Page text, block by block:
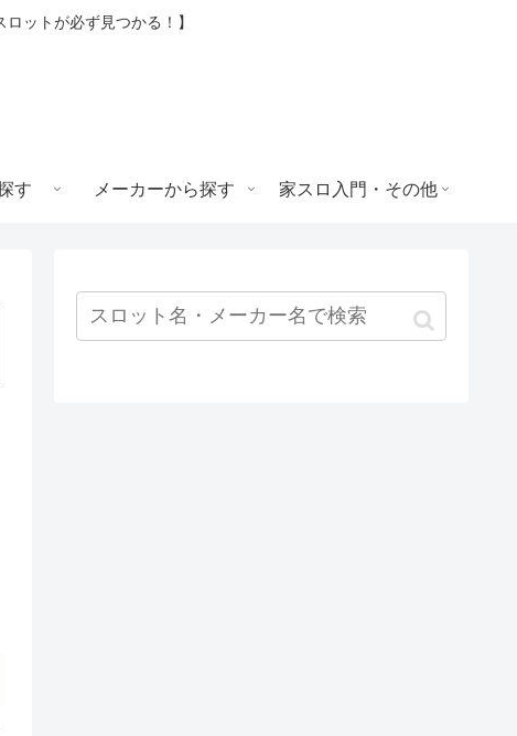
ットが必ず見つかる！】
す メーカーから探す 家スロ入門・その他